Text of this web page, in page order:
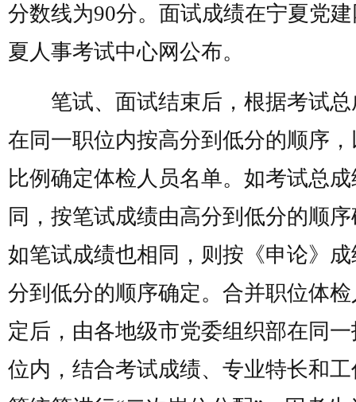
分数线为90分。面试成绩在宁夏党
夏人事考试中心网公布。
笔试、面试结束后，根据考试总
在同一职位内按高分到低分的顺序，
比例确定体检人员名单。如考试总
同，按笔试成绩由高分到低分的顺
如笔试成绩也相同，则按《申论》
分到低分的顺序确定。合并职位体
定后，由各地级市党委组织部在同
位内，结合考试成绩、专业特长和